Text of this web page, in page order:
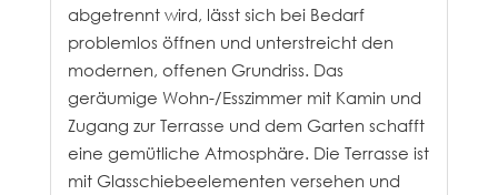
abgetrennt wird, lässt sich bei Bedarf
problemlos öffnen und unterstreicht den
modernen, offenen Grundriss. Das
geräumige Wohn-/Esszimmer mit Kamin und
Zugang zur Terrasse und dem Garten schafft
eine gemütliche Atmosphäre. Die Terrasse ist
mit Glasschiebeelementen versehen und